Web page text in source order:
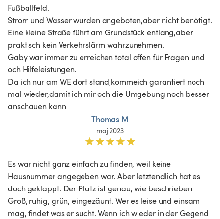
Fußballfeld.
Strom und Wasser wurden angeboten,aber nicht benötigt.
Eine kleine Straße führt am Grundstück entlang,aber
praktisch kein Verkehrslärm wahrzunehmen.
Gaby war immer zu erreichen total offen für Fragen und
och Hilfeleistungen.
Da ich nur am WE dort stand,kommeich garantiert noch
mal wieder,damit ich mir och die Umgebung noch besser
anschauen kann
Thomas M
maj 2023
Es war nicht ganz einfach zu finden, weil keine
Hausnummer angegeben war. Aber letztendlich hat es
doch geklappt. Der Platz ist genau, wie beschrieben.
Groß, ruhig, grün, eingezäunt. Wer es leise und einsam
mag, findet was er sucht. Wenn ich wieder in der Gegend